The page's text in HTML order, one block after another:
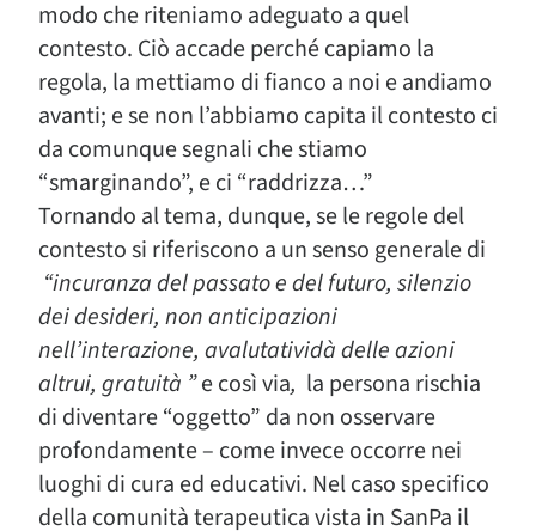
modo che riteniamo adeguato a quel
contesto. Ciò accade perché capiamo la
regola, la mettiamo di fianco a noi e andiamo
avanti; e se non l’abbiamo capita il contesto ci
da comunque segnali che stiamo
“smarginando”, e ci “raddrizza…”
Tornando al tema, dunque, se le regole del
contesto si riferiscono a un senso generale di
“incuranza del passato e del futuro, silenzio
dei desideri, non anticipazioni
nell’interazione, avalutatividà delle azioni
altrui, gratuità ”e così via, la persona rischia
di diventare “oggetto” da non osservare
profondamente – come invece occorre nei
luoghi di cura ed educativi. Nel caso specifico
della comunità terapeutica vista in SanPa il